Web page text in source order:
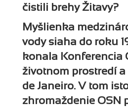
čistili brehy Žitavy?
Myšlienka
vody siaha do roku
konala Konferencia
životnom prostredí a
de Janeiro. V tom
zhromaždenie OSN